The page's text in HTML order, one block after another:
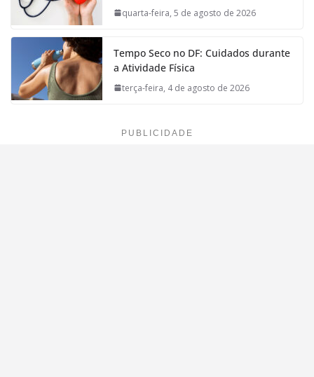
quarta-feira, 5 de agosto de 2026
Tempo Seco no DF: Cuidados durante
a Atividade Física
terça-feira, 4 de agosto de 2026
PUBLICIDADE